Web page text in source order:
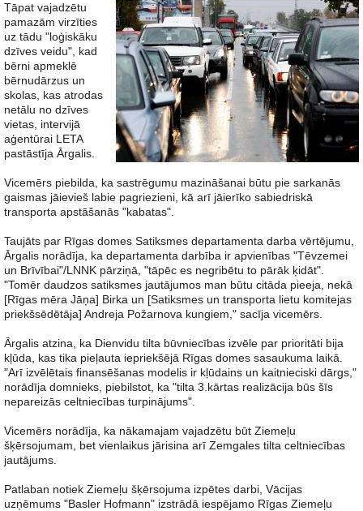
Tāpat vajadzētu
pamazām virzīties
uz tādu "loģiskāku
dzīves veidu", kad
bērni apmeklē
bērnudārzus un
skolas, kas atrodas
netālu no dzīves
vietas, intervijā
aģentūrai LETA
pastāstīja Ārgalis.
Vicemērs piebilda, ka sastrēgumu mazināšanai būtu pie sarkanās
gaismas jāievieš labie pagriezieni, kā arī jāierīko sabiedriskā
transporta apstāšanās "kabatas".
Taujāts par Rīgas domes Satiksmes departamenta darba vērtējumu,
Ārgalis norādīja, ka departamenta darbība ir apvienības "Tēvzemei
un Brīvībai"/LNNK pārziņā, "tāpēc es negribētu to pārāk ķidāt".
"Tomēr daudzos satiksmes jautājumos man būtu citāda pieeja, nekā
[Rīgas mēra Jāņa] Birka un [Satiksmes un transporta lietu komitejas
priekšsēdētāja] Andreja Požarnova kungiem," sacīja vicemērs.
Ārgalis atzina, ka Dienvidu tilta būvniecības izvēle par prioritāti bija
kļūda, kas tika pieļauta iepriekšējā Rīgas domes sasaukuma laikā.
"Arī izvēlētais finansēšanas modelis ir kļūdains un kaitnieciski dārgs,"
norādīja domnieks, piebilstot, ka "tilta 3.kārtas realizācija būs šīs
nepareizās celtniecības turpinājums".
Vicemērs norādīja, ka nākamajam vajadzētu būt Ziemeļu
šķērsojumam, bet vienlaikus jārisina arī Zemgales tilta celtniecības
jautājums.
Patlaban notiek Ziemeļu šķērsojuma izpētes darbi, Vācijas
uzņēmums "Basler Hofmann" izstrādā iespējamo Rīgas Ziemeļu